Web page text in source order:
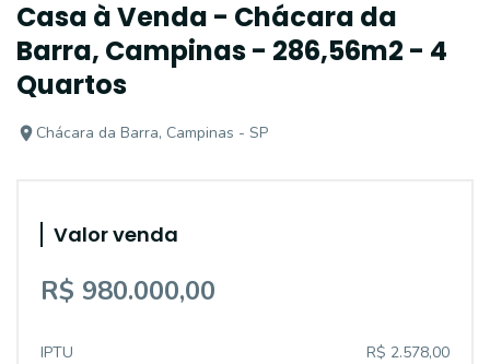
Casa à Venda - Chácara da
Barra, Campinas - 286,56m2 - 4
Quartos
Chácara da Barra, Campinas - SP
Valor venda
R$ 980.000,00
IPTU R$ 2.578,00